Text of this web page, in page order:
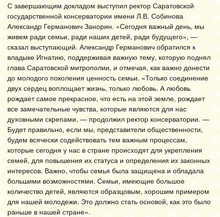
С завершающим докладом выступил ректор Саратовской
государственной консерватории имени Л.В. Собинова
Александр Германович Занорин. «Сегодня важный день, мы
живем ради семьи, ради наших детей, ради будущего», —
сказал выступающий. Александр Германович обратился к
владыке Игнатию, поддерживая важную тему, которую поднял
глава Саратовской митрополии, и отмечая, как важно донести
до молодого поколения ценность семьи. «Только соединение
двух сердец воплощает жизнь, только любовь. А любовь
рождает самое прекрасное, что есть на этой земле, рождает
все замечательные чувства, которые являются для нас
духовными скрепами, — продолжил ректор консерватории. —
Будет правильно, если мы, представители общественности,
будем всячески содействовать тем важным процессам,
которые сегодня у нас в стране происходят для укрепления
семей, для повышения их статуса и определения их законных
интересов. Важно, чтобы семья была защищена и обладала
большими возможностями. Семьи, имеющие большое
количество детей, являются образцовым, хорошим примером
для нашей молодежи. Это должно стать основой, как это было
раньше в нашей стране».